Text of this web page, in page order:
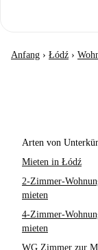
Anfang › Łódź ›
Arten von
Mieten in Łódź
2-Zimmer-
mieten
4-Zimmer-
mieten
WG Zimmer zur